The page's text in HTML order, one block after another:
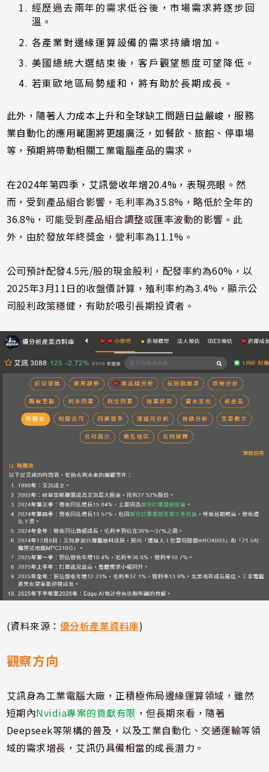
經歷過去兩年的需求低谷後 ，市場需求將逐步回
溫。
各產業對邊緣運算設備的需求持續增加。
美國總統大選結束後，客戶觀望態度可望降低。
若東歐地區局勢緩和，將有助於長期成長。
此外，隨著人力成本上升和全球缺工問題日益嚴峻，服務
業自動化的應用範圍將更趨廣泛，如餐飲、旅館、停車場
等，預期將帶動相關工業電腦產品的需求。
在2024年第四季，艾訊營收年增20.4%，表現亮眼。然
而，受到產品組合影響，毛利率為35.8%，略低於全年的
36.8%，可能受到產品組合調整或匯率波動的影響。此
外，由於發放年終獎金，營利率為11.1%。
公司預計配發4.5元/股的現金股利，配發率約為60%，以
2025年3月11日的收盤價計算，殖利率約為3.4%，顯示公
司股利政策穩健，有助於吸引長期投資者。
(資料來源： 優分析產業資料庫)
觀察方向
艾訊身為工業電腦大廠，正積極佈局邊緣運算領域，雖然
短期內Nvidia專案的貢獻有限 ，但長期來看，隨著
Deepseek等架構的普及，以及工業自動化、交通運輸等領
域的需求增長，艾訊仍具備相當的成長潛力。